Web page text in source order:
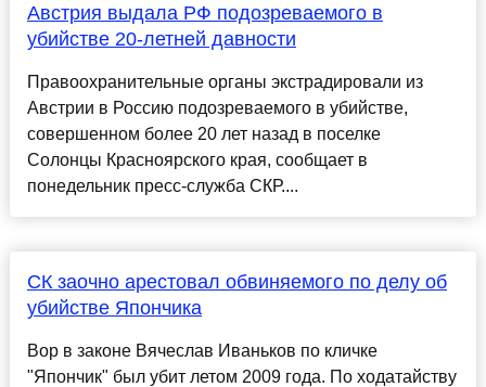
Австрия выдала РФ подозреваемого в
убийстве 20-летней давности
Правоохранительные органы экстрадировали из
Австрии в Россию подозреваемого в убийстве,
совершенном более 20 лет назад в поселке
Солонцы Красноярского края, сообщает в
понедельник пресс-служба СКР....
СК заочно арестовал обвиняемого по делу об
убийстве Япончика
Вор в законе Вячеслав Иваньков по кличке
"Япончик" был убит летом 2009 года. По ходатайству